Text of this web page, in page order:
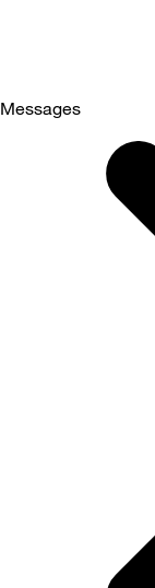
Messages